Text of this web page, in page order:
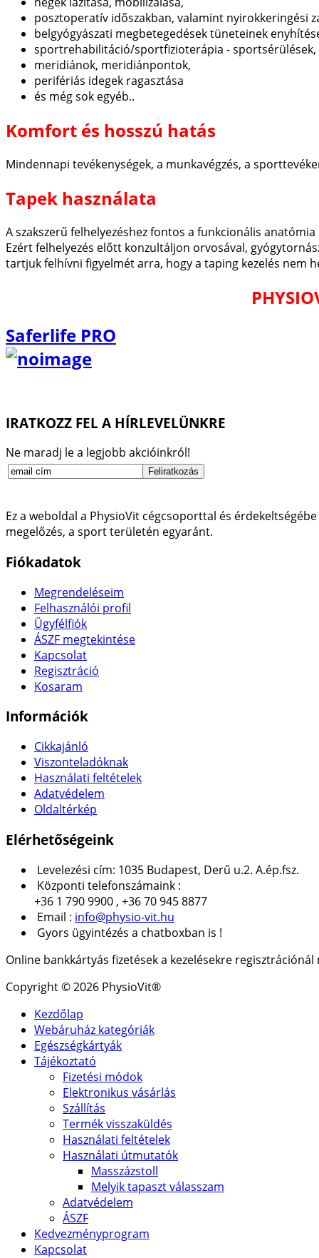
posztoperatív időszakban, valamint nyirokkeringési
belgyógyászati megbetegedések tüneteinek
sportrehabilitáció/sportfizioterápia - sportsérülések,
meridiánok, meridiánpontok,
perifériás idegek ragasztása
és még sok egyéb..
Komfort és hosszú hatás
Mindennapi tevékenységek, a munkavégzés, a
Tapek használata
A szakszerű felhelyezéshez fontos a funkcionális
Ezért felhelyezés előtt konzultáljon orvosával,
tartjuk felhívni figyelmét arra, hogy a taping kezelés nem
Saferlife PRO
IRATKOZZ FEL A HÍRLEVELÜNKRE
Ne maradj le a legjobb akcióinkról!
Ez a weboldal a PhysioVit cégcsoporttal és
megelőzés, a sport területén egyaránt.
Fiókadatok
Megrendeléseim
Felhasználói profil
Ügyfélfiók
ÁSZF megtekintése
Kapcsolat
Regisztráció
Kosaram
Információk
Cikkajánló
Viszonteladóknak
Használati feltételek
Adatvédelem
Oldaltérkép
Elérhetőségeink
Levelezési cím: 1035 Budapest, Derű u.2. A.ép.fsz.
Központi telefonszámaink :
+36 1 790 9900 , +36 70 945 8877
Email : info@physio-vit.hu
Gyors ügyintézés a chatboxban is !
Online bankkártyás fizetések a kezelésekre
Copyright © 2026 PhysioVit®
Kezdőlap
Webáruház kategóriák
Egészségkártyák
Tájékoztató
Fizetési módok
Elektronikus vásárlás
Szállítás
Termék visszaküldés
Használati feltételek
Használati útmutatók
Masszázstoll
Melyik tapaszt válasszam
Adatvédelem
ÁSZF
Kedvezményprogram
Kapcsolat